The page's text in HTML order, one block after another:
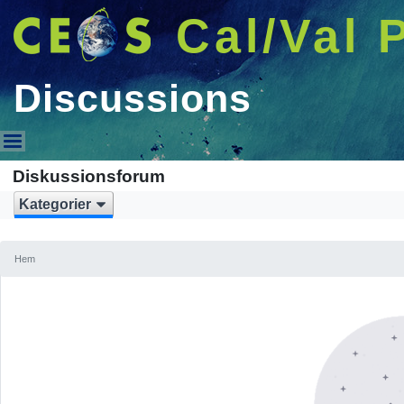
Cal/Val
Discussions
Discussions
Diskussionsforum
Kategorier
Hem